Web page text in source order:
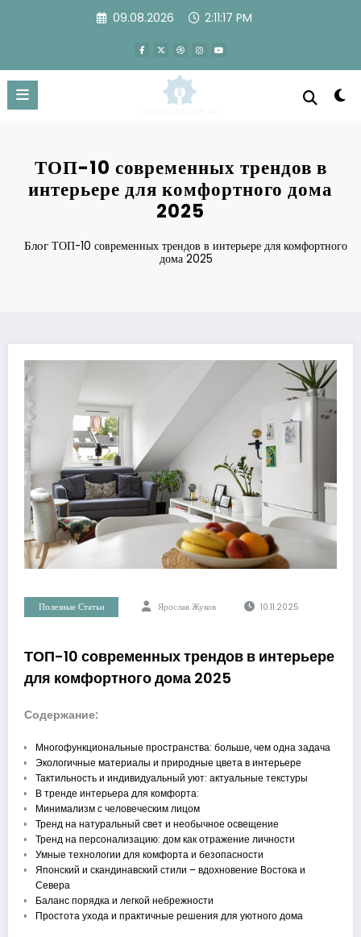
09.08.2026 2:11:18 PM
ТОП-10 современных трендов в
интерьере для комфортного дома
2025
Блог ТОП-10 современных трендов в интерьере для комфортного
дома 2025
Полезные Статьи Ярослав Жуков 10.11.2025
ТОП-10 современных трендов в интерьере
для комфортного дома 2025
Содержание:
Многофункциональные пространства: больше, чем одна задача
Экологичные материалы и природные цвета в интерьере
Тактильность и индивидуальный уют: актуальные текстуры
В тренде интерьера для комфорта:
Минимализм с человеческим лицом
Тренд на натуральный свет и необычное освещение
Тренд на персонализацию: дом как отражение личности
Умные технологии для комфорта и безопасности
Японский и скандинавский стили – вдохновение Востока и
Севера
Баланс порядка и легкой небрежности
Простота ухода и практичные решения для уютного дома